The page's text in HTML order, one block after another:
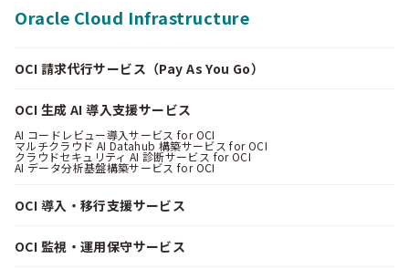
Oracle Cloud Infrastructure
OCI 請求代行サービス（Pay As You Go）
OCI 生成 AI 導入支援サービス
AI コードレビュー導入サービス for OCI
マルチクラウド AI Datahub 構築サービス for OCI
クラウドセキュリティ AI 診断サービス for OCI
AI データ分析基盤構築サービス for OCI
OCI 導入・移行支援サービス
OCI 監視・運用保守サービス